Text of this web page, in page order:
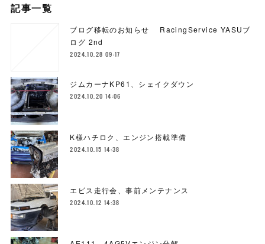
記事一覧
ブログ移転のお知らせ RacingService YASUブ
ログ 2nd
2024.10.28 09:17
ジムカーナKP61、シェイクダウン
2024.10.20 14:06
K様ハチロク、エンジン搭載準備
2024.10.15 14:38
エビス走行会、事前メンテナンス
2024.10.12 14:38